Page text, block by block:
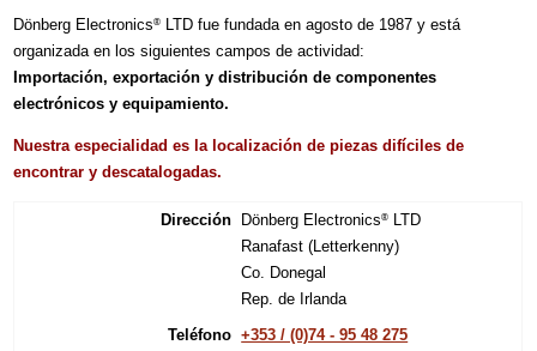
Dönberg Electronics®
LTD fue fundada en agosto de 1987 y está
organizada en los siguientes campos de actividad:
Importación, exportación y distribución de componentes
electrónicos y equipamiento.
Nuestra especialidad es la localización de piezas difíciles de
encontrar y descatalogadas.
Dirección Dönberg Electronics®
LTD
Ranafast (Letterkenny)
Co. Donegal
Rep. de Irlanda
Teléfono +353 / (0)74 - 95 48 275